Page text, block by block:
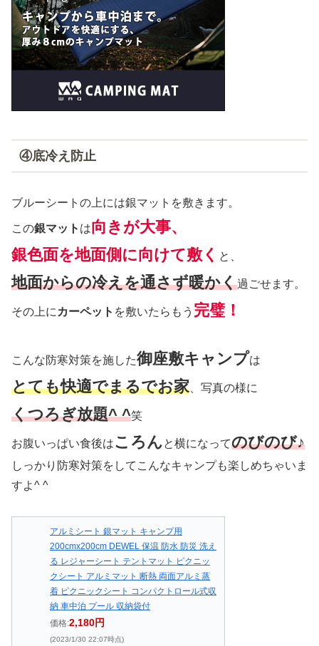
④底冷え防止
ブルーシートの上には銀マットを敷きます。
この銀マット は向きが大事、
銀色面を地面側に向けて敷く と、
地面からの冷えを通さず暖かく過ごせます。
その上に カーペット を敷いたらもう 完璧！
こんな防寒対策を施した御座敷キャンプは
とても快適でまるでお家 、写真の様に
くつろぎ放題^ ^笑
お腹いっぱい食後はころんと横になってのびのび♪
しっかり防寒対策をしてこんなキャンプも楽しめちゃいま
すよ^ ^
アルミシート 銀マット キャンプ用
200cmx200cm DEWEL 保温 防水 防災 洗え
る レジャーシート テントマット ピクニッ
クシート アルミマット 断熱 両面アルミ蒸
着 ピクニックシート コンパクトロール式収
納 車中泊 プール 収納袋付
価格:2,180円
(2023/1/30 22:07時点)